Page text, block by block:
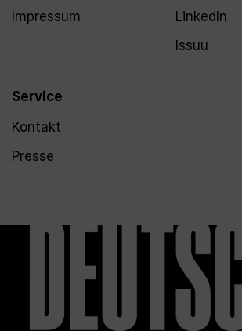
Impressum
Service
Kontakt
Presse
LinkedIn
Issuu